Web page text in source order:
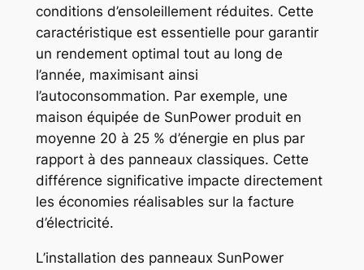
conditions d’ensoleillement réduites. Cette
caractéristique est essentielle pour garantir
un rendement optimal tout au long de
l’année, maximisant ainsi
l’autoconsommation. Par exemple, une
maison équipée de SunPower produit en
moyenne 20 à 25 % d’énergie en plus par
rapport à des panneaux classiques. Cette
différence significative impacte directement
les économies réalisables sur la facture
d’électricité.
L’installation des panneaux SunPower